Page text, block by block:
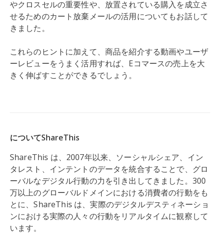
やクロスセルの重要性や、放置されている購入を成立さ
せるためのカート放棄メールの活用についてもお話して
きました。
これらのヒントに加えて、商品を紹介する動画やユーザ
ーレビューをうまく活用すれば、Eコマースの売上を大
きく伸ばすことができるでしょう。
についてShareThis
ShareThis は、2007年以来、ソーシャルシェア、イン
タレスト、インテントのデータを統合することで、グロ
ーバルなデジタル行動の力を引き出してきました。300
万以上のグローバルドメインにおける消費者の行動をも
とに、ShareThis は、実際のデジタルデスティネーショ
ンにおける実際の人々の行動をリアルタイムに観察して
います。